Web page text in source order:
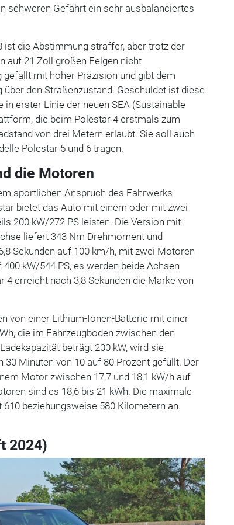
schweren Gefährt ein sehr ausbalanciertes
ist die Abstimmung straffer, aber trotz der
auf 21 Zoll großen Felgen nicht
gefällt mit hoher Präzision und gibt dem
über den Straßenzustand. Geschuldet ist diese
erster Linie der neuen SEA (Sustainable
die beim Polestar 4 erstmals zum
von drei Metern erlaubt. Sie soll auch
Polestar 5 und 6 tragen.
die Motoren
sportlichen Anspruch des Fahrwerks
bietet das Auto mit einem oder mit zwei
200 kW/272 PS leisten. Die Version mit
liefert 343 Nm Drehmoment und
Sekunden auf 100 km/h, mit zwei Motoren
kW/544 PS, es werden beide Achsen
4 erreicht nach 3,8 Sekunden die Marke von
von einer Lithium-Ionen-Batterie mit einer
die im Fahrzeugboden zwischen den
beträgt 200 kW, wird sie
30 Minuten von 10 auf 80 Prozent gefüllt. Der
Motor zwischen 17,7 und 18,1 kW/h auf
sind es 18,6 bis 21 kWh. Die maximale
beziehungsweise 580 Kilometern an.
2024)